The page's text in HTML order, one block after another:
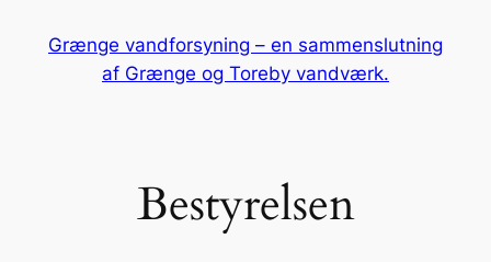
Grænge vandforsyning – en sammenslutning
af Grænge og Toreby vandværk.
Bestyrelsen